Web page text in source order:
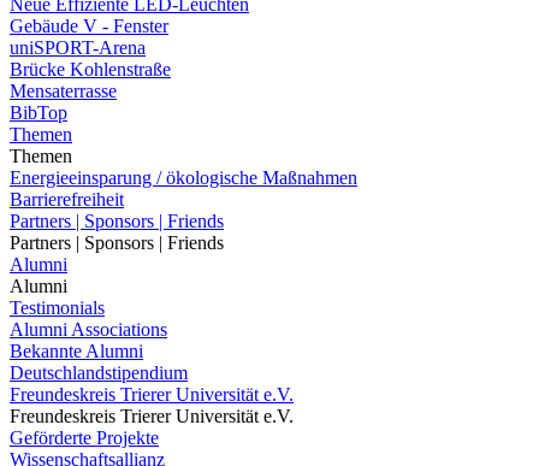
Neue Effiziente LED-Leuchten
Gebäude V - Fenster
uniSPORT-Arena
Brücke Kohlenstraße
Mensaterrasse
BibTop
Themen
Themen
Energieeinsparung / ökologische Maßnahmen
Barrierefreiheit
Partners | Sponsors | Friends
Partners | Sponsors | Friends
Alumni
Alumni
Testimonials
Alumni Associations
Bekannte Alumni
Deutschlandstipendium
Freundeskreis Trierer Universität e.V.
Freundeskreis Trierer Universität e.V.
Geförderte Projekte
Wissenschaftsallianz